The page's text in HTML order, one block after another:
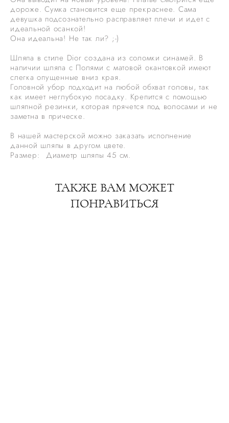
дороже. Сумка становится еще прекраснее. Сама
девушка подсознательно расправляет плечи и идет с
идеальной осанкой!
Она идеальна! Не так ли? ;-)
Шляпа в стиле Dior создана из соломки синамей. В
наличии шляпа с Полями с матовой окантовкой имеют
слегка опущенные вниз края.
Головной убор подходит на любой обхват головы, так
как имеет неглубокую посадку. Крепится с помощью
шляпной резинки, которая прячется под волосами и не
заметна в прическе.
В нашей мастерской можно заказать исполнение
данной шляпы в другом цвете.
Размер: Диаметр шляпы 45 см.
ТАКЖЕ ВАМ МОЖЕТ
ПОНРАВИТЬСЯ